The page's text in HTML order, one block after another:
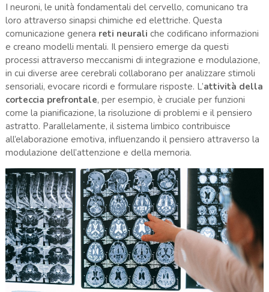
I neuroni, le unità fondamentali del cervello, comunicano tra
loro attraverso sinapsi chimiche ed elettriche. Questa
comunicazione genera reti neurali che codificano informazioni
e creano modelli mentali. Il pensiero emerge da questi
processi attraverso meccanismi di integrazione e modulazione,
in cui diverse aree cerebrali collaborano per analizzare stimoli
sensoriali, evocare ricordi e formulare risposte. L’attività della
corteccia prefrontale, per esempio, è cruciale per funzioni
come la pianificazione, la risoluzione di problemi e il pensiero
astratto. Parallelamente, il sistema limbico contribuisce
all’elaborazione emotiva, influenzando il pensiero attraverso la
modulazione dell’attenzione e della memoria.